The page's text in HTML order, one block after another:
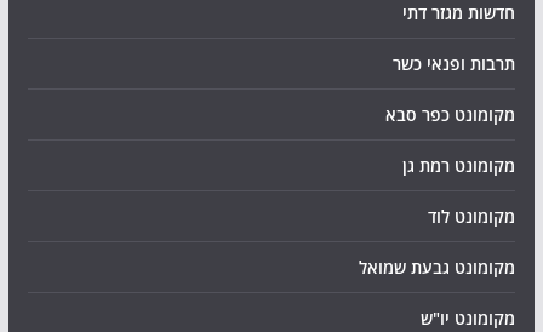
חדשות מגזר דתי
תרבות ופנאי כשר
מקומונט כפר סבא
מקומונט רמת גן
מקומונט לוד
מקומונט גבעת שמואל
מקומונט יו"ש